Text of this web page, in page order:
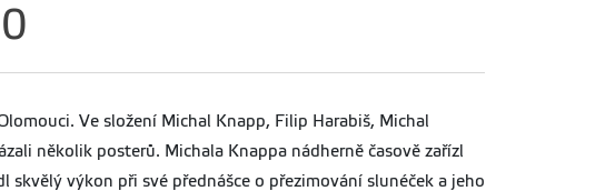
Ve složení Michal Knapp, Filip Harabiš, Michal
několik posterů. Michala Knappa nádherně časově zařízl
skvělý výkon při své přednášce o přezimování slunéček a jeho